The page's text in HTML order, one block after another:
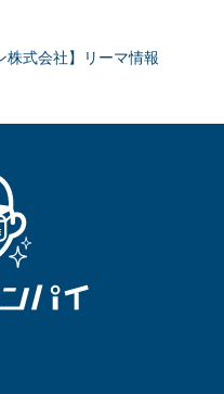
株式会社】リーマ情報